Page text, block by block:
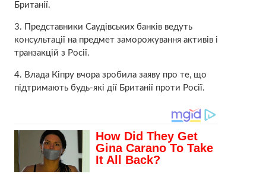
Британії.
3. Представники Саудівських банків ведуть
консультації на предмет заморожування активів і
транзакцій з Росії.
4. Влада Кіпру вчора зробила заяву про те, що
підтримають будь-які дії Британії проти Росії.